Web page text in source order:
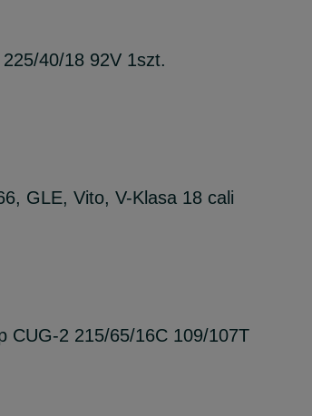
40/18 92V 1szt.
GLE, Vito, V-Klasa 18 cali
CUG-2 215/65/16C 109/107T